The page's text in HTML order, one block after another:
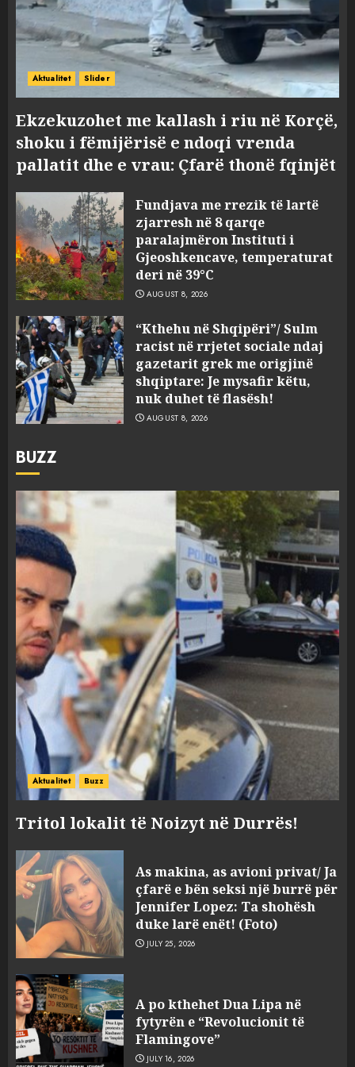
Aktualitet Slider
Ekzekuzohet me kallash i riu në Korçë,
shoku i fëmijërisë e ndoqi vrenda
pallatit dhe e vrau: Çfarë thonë fqinjët
Fundjava me rrezik të lartë
zjarresh në 8 qarqe
paralajmëron Instituti i
Gjeoshkencave, temperaturat
deri në 39°C
AUGUST 8, 2026
“Kthehu në Shqipëri”/ Sulm
racist në rrjetet sociale ndaj
gazetarit grek me origjinë
shqiptare: Je mysafir këtu,
nuk duhet të flasësh!
AUGUST 8, 2026
BUZZ
Aktualitet Buzz
Tritol lokalit të Noizyt në Durrës!
As makina, as avioni privat/ Ja
çfarë e bën seksi një burrë për
Jennifer Lopez: Ta shohësh
duke larë enët! (Foto)
JULY 25, 2026
A po kthehet Dua Lipa në
fytyrën e “Revolucionit të
Flamingove”
JULY 16, 2026
3
racist në rrjetet sociale ndaj
gazetarit grek me origjinë
shqiptare: Je mysafir këtu,
nuk duhet të flasësh!